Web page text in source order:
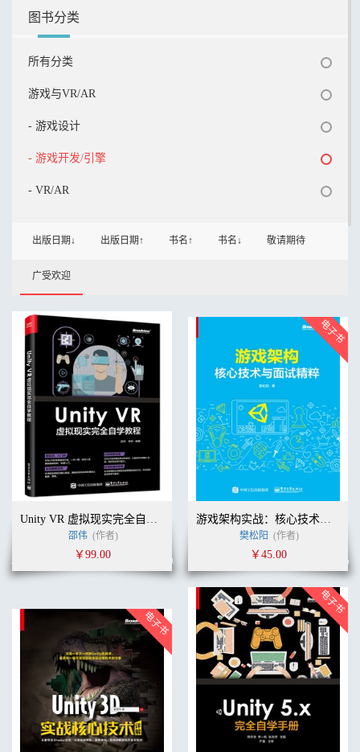
图书分类
所有分类
游戏与VR/AR
- 游戏设计
- 游戏开发/引擎
- VR/AR
出版日期↓ 出版日期↑ 书名↑ 书名↓ 敬请期待
广受欢迎
Unity VR 虚拟现实完全自学教程
邵伟 (作者)
￥99.00
游戏架构实战：核心技术与面试精粹
樊松阳 (作者)
￥45.00